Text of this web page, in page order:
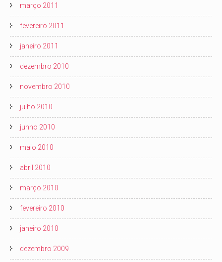
março 2011
fevereiro 2011
janeiro 2011
dezembro 2010
novembro 2010
julho 2010
junho 2010
maio 2010
abril 2010
março 2010
fevereiro 2010
janeiro 2010
dezembro 2009